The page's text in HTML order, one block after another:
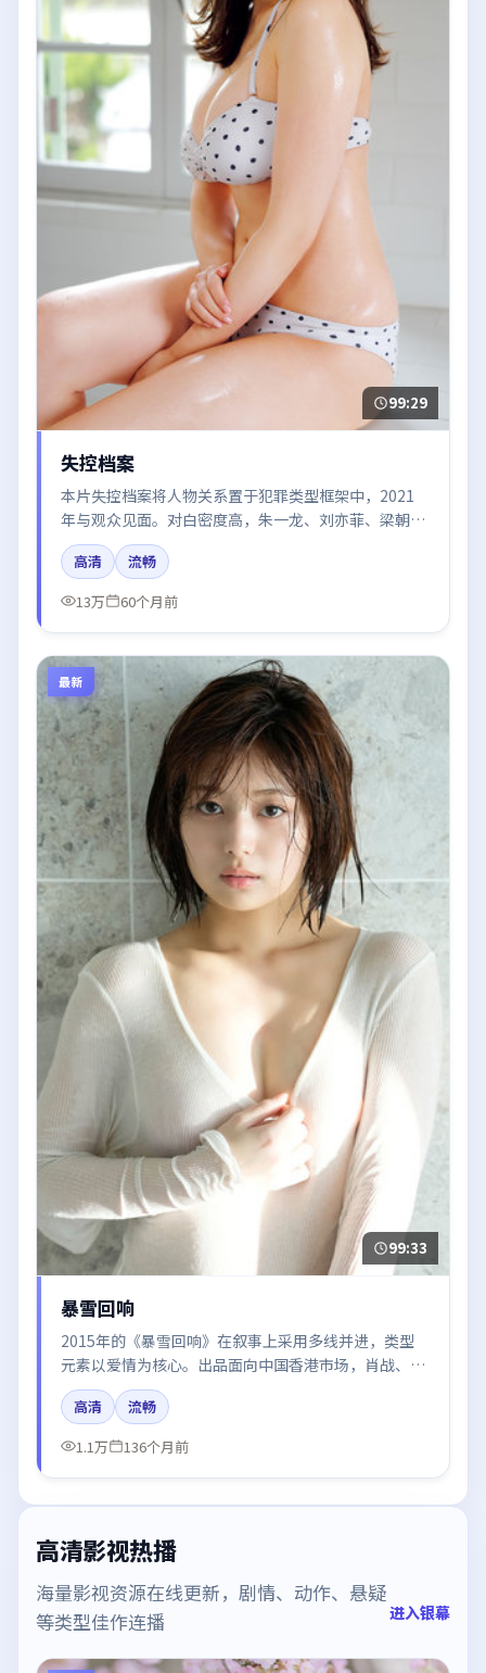
99:29
失控档案
本片失控档案将人物关系置于犯罪类型框架中，2021
年与观众见面。对白密度高，朱一龙、刘亦菲、梁朝
伟、胡歌的台词节奏值得关注；整体气质偏法国都市与
冷色调摄影。
高清
流畅
13万
60个月前
最新
99:33
暴雪回响
2015年的《暴雪回响》在叙事上采用多线并进，类型
元素以爱情为核心。出品面向中国香港市场，肖战、河
正宇、张译所饰角色推动关键反转，结尾留白引发讨
论。
高清
流畅
1.1万
136个月前
高清影视热播
海量影视资源在线更新，剧情、动作、悬疑
等类型佳作连播
进入银幕